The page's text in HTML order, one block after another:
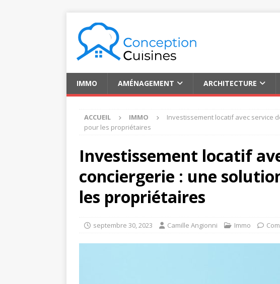
IMMO AMÉNAGEMENT ARCHITECTURE
ACCUEIL IMMO
Investissement locatif avec service
pour les propriétaires
Investissement locatif
conciergerie : une
les propriétaires
septembre 30, 2023 Camille Angionni Immo